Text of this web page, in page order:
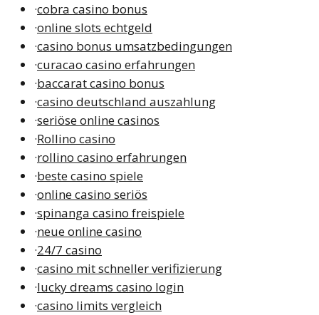
·cobra casino bonus
·online slots echtgeld
·casino bonus umsatzbedingungen
·curacao casino erfahrungen
·baccarat casino bonus
·casino deutschland auszahlung
·seriöse online casinos
·Rollino casino
·rollino casino erfahrungen
·beste casino spiele
·online casino seriös
·spinanga casino freispiele
·neue online casino
·24/7 casino
·casino mit schneller verifizierung
·lucky dreams casino login
·casino limits vergleich